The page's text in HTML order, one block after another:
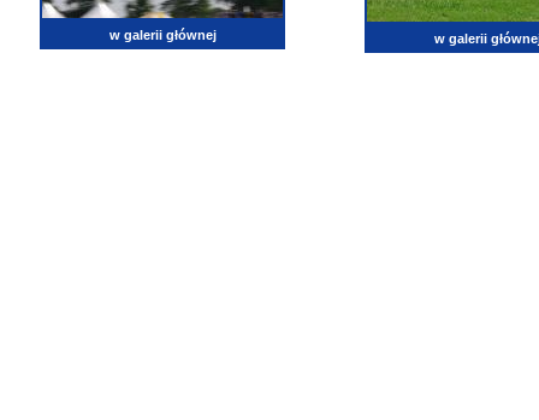
w galerii głównej w galerii